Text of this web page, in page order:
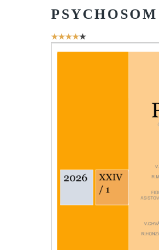
PSYCHOSOM
Hodnocení